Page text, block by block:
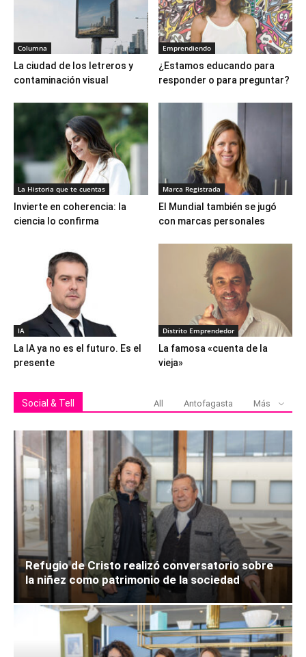
Columna
La ciudad de los letreros y
contaminación visual
Emprendiendo
¿Estamos educando para
responder o para preguntar?
La Historia que te cuentas
Invierte en coherencia: la
ciencia lo confirma
Marca Registrada
El Mundial también se jugó
con marcas personales
IA
La IA ya no es el futuro. Es el
presente
Distrito Emprendedor
La famosa «cuenta de la
vieja»
Social & Tell All Antofagasta Más
Refugio de Cristo realizó conversatorio sobre
la niñez como patrimonio de la sociedad